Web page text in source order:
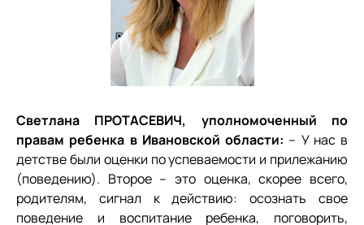
Светлана ПРОТАСЕВИЧ, уполномоченный по
правам ребенка в Ивановской области: – У нас в
детстве были оценки по успеваемости и прилежанию
(поведению). Второе – это оценка, скорее всего,
родителям, сигнал к действию: осознать свое
поведение и воспитание ребенка, поговорить,